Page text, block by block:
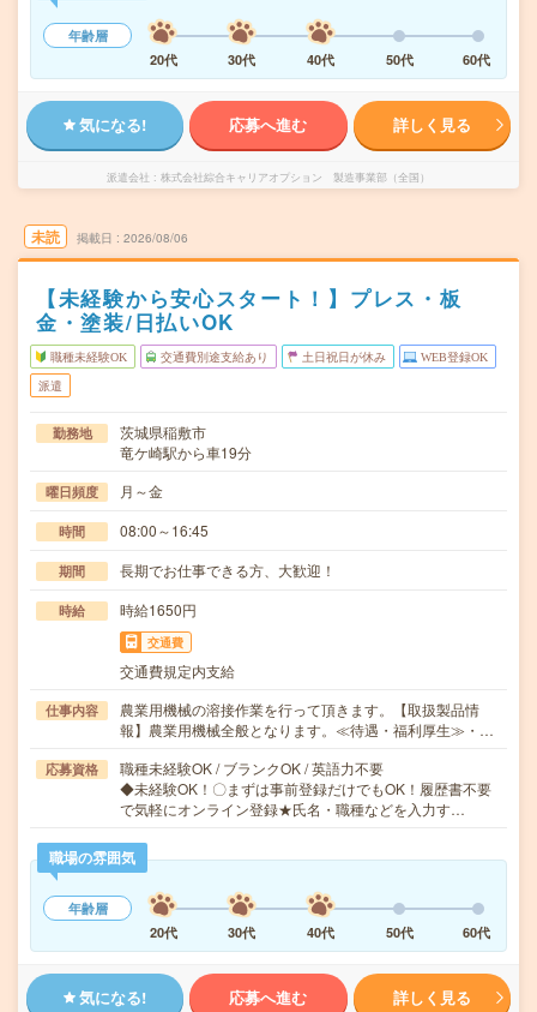
年齢層
20代
30代 40代 50代 60代
気になる! 応募へ進む 詳しく見る
派遣会社 株式会社綜合キャリアオプション 製造事業部（全国）
未読 掲載日 2026/08/06
【未経験から安心スタート！】プレス・板
金・塗装/日払いOK
職種未経験OK 交通費別途支給あり 土日祝日が休み WEB登録OK
派遣
勤務地
茨城県稲敷市
竜ケ崎駅から車19分
曜日頻度 月～金
時間 08:00～16:45
期間 長期でお仕事できる方、大歓迎！
時給 時給1650円
交通費
交通費規定内支給
仕事内容
農業用機械の溶接作業を行って頂きます。【取扱製品情
報】農業用機械全般となります。≪待遇・福利厚生≫・…
応募資格
職種未経験OK / ブランクOK / 英語力不要
◆未経験OK！〇まずは事前登録だけでもOK！履歴書不要
で気軽にオンライン登録★氏名・職種などを入力す…
職場の雰囲気
年齢層
20代
30代 40代 50代 60代
気になる! 応募へ進む 詳しく見る